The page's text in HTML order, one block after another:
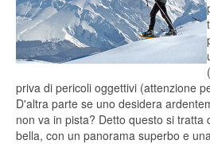
priva di pericoli oggettivi (attenzione
D'altra parte se uno desidera
non va in pista? Detto questo si tratta
bella, con un panorama superbo e